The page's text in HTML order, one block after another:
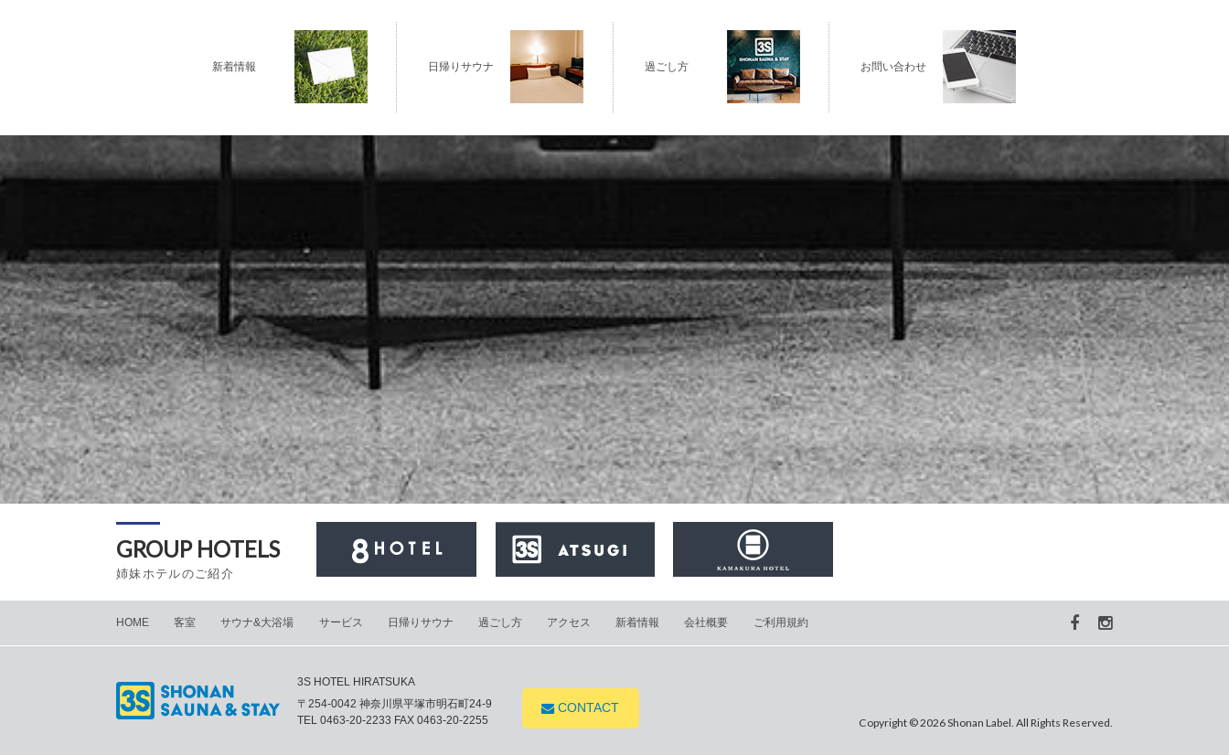
新着情報 日帰りサウナ 過ごし方 お問い合わせ
GROUP HOTELS
姉妹ホテルのご紹介
HOME 客室 サウナ&大浴場 サービス 日帰りサウナ 過ごし方 アクセス 新着情報 会社概要 ご利用規約
3S HOTEL HIRATSUKA
〒254-0042 神奈川県平塚市明石町24-9
TEL 0463-20-2233 FAX 0463-20-2255
CONTACT
Copyright © 2026 Shonan Label. All Rights Reserved.